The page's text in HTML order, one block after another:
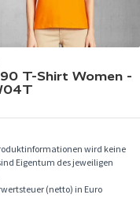
T-Shirt Women -
wird keine
Eigentum des jeweiligen
(netto) in Euro